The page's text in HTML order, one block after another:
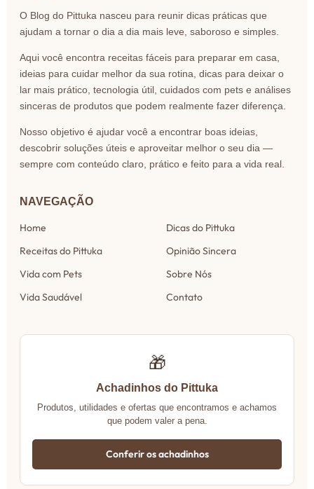
O Blog do Pittuka nasceu para reunir dicas práticas que
ajudam a tornar o dia a dia mais leve, saboroso e simples.
Aqui você encontra receitas fáceis para preparar em casa,
ideias para cuidar melhor da sua rotina, dicas para deixar o
lar mais prático, tecnologia útil, cuidados com pets e análises
sinceras de produtos que podem realmente fazer diferença.
Nosso objetivo é ajudar você a encontrar boas ideias,
descobrir soluções úteis e aproveitar melhor o seu dia —
sempre com conteúdo claro, prático e feito para a vida real.
NAVEGAÇÃO
Home
Receitas do Pittuka
Vida com Pets
Vida Saudável
Dicas do Pittuka
Opinião Sincera
Sobre Nós
Contato
🎁
Achadinhos do Pittuka
Produtos, utilidades e ofertas que encontramos e achamos
que podem valer a pena.
Conferir os achadinhos